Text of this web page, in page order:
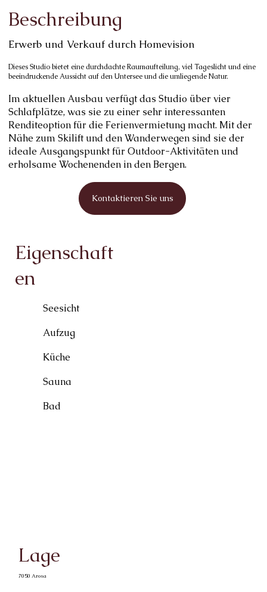
Beschreibung
Erwerb und Verkauf durch Homevision
Dieses Studio bietet eine durchdachte Raumaufteilung, viel Tageslicht und eine
beeindruckende Aussicht auf den Untersee und die umliegende Natur.
Im aktuellen Ausbau verfügt das Studio über vier
Schlafplätze, was sie zu einer sehr interessanten
Renditeoption für die Ferienvermietung macht. Mit der
Nähe zum Skilift und den Wanderwegen sind sie der
ideale Ausgangspunkt für Outdoor-Aktivitäten und
erholsame Wochenenden in den Bergen.
Kontaktieren Sie uns
Eigenschaft
en
Seesicht
Aufzug
Küche
Sauna
Bad
Lage
7050 Arosa